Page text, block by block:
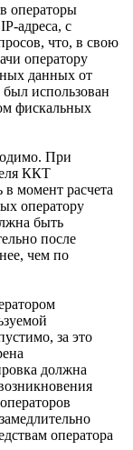
операторы
адреса, с
что, в свою
оператору
данных от
использован
фискальных
При
ККТ
момент расчета
оператору
быть
после
чем по
за это
должна
оператора